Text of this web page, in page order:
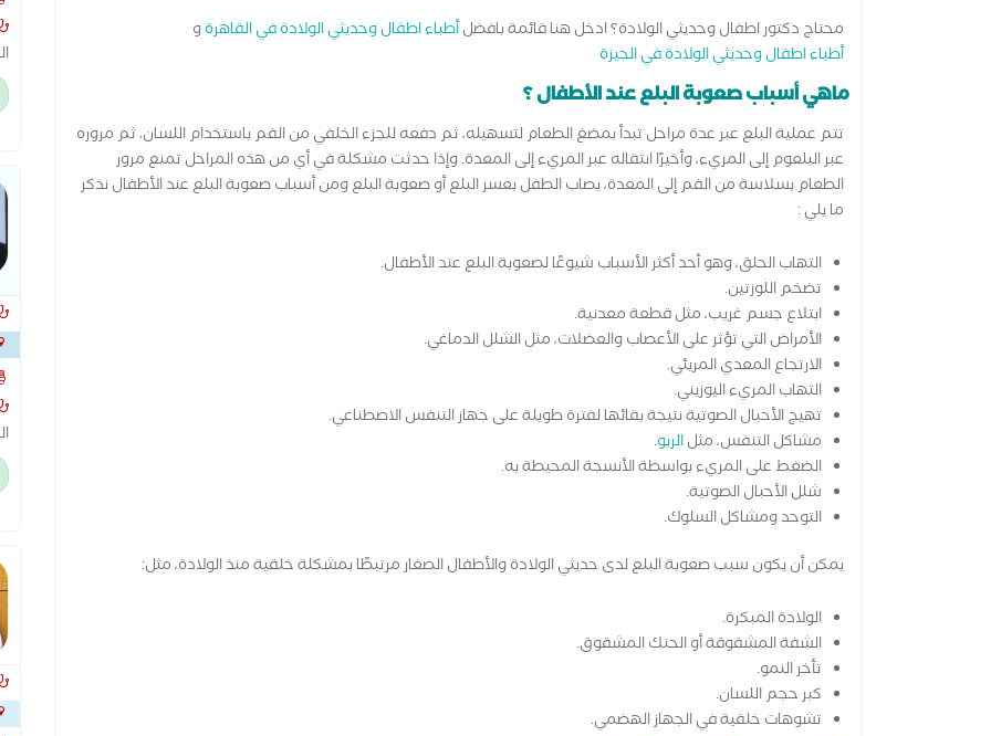
محتاج دكتور اطفال وحديثي الولادة؟ ادخل هنا قائمة بافضلأطباء اطفال وحديثي الولادة في القاهرةو
أطباء اطفال وحديثي الولادة في الجيزة
ماهي أسباب صعوبة البلع عند الأطفال ؟
تتم عملية البلع عبر عدة مراحل تبدأ بمضغ الطعام لتسهيله، ثم دفعه للجزء الخلفي من الفم باستخدام اللسان، ثم مروره
عبر البلعوم إلى المريء، وأخيرًا انتقاله عبر المريء إلى المعدة. وإذا حدثت مشكلة في أي من هذه المراحل تمنع مرور
الطعام بسلاسة من الفم إلى المعدة، يصاب الطفل بعسر البلع أو صعوبة البلع ومن أسباب صعوبة البلع عند الأطفال نذكر
ما يلي :
التهاب الحلق، وهو أحد أكثر الأسباب شيوعًا لصعوبة البلع عند الأطفال.
تضخم اللوزتين.
ابتلاع جسم غريب، مثل قطعة معدنية.
الأمراض التي تؤثر على الأعصاب والعضلات، مثل الشلل الدماغي.
الارتجاع المعدي المريئي.
التهاب المريء اليوزيني.
تهيج الأحبال الصوتية نتيجة بقائها لفترة طويلة على جهاز التنفس الاصطناعي.
مشاكل التنفس، مثلالربو.
الضغط على المريء بواسطة الأنسجة المحيطة به.
شلل الأحبال الصوتية.
التوحد ومشاكل السلوك.
يمكن أن يكون سبب صعوبة البلع لدى حديثي الولادة والأطفال الصغار مرتبطًا بمشكلة خلقية منذ الولادة، مثل:
الولادة المبكرة.
الشفة المشقوقة أو الحنك المشقوق.
تأخر النمو.
كبر حجم اللسان.
تشوهات خلقية في الجهاز الهضمي.